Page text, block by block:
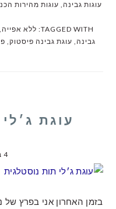
עוגות גבינה, עוגות מהירות
TAGGED WITH: ללא אפייה,
גבינה, עוגת גבינה פיסטוק,
עוגת
4 במרץ 2024
בזמן האחרון אני בפרץ של